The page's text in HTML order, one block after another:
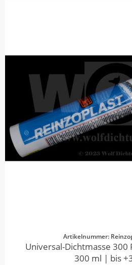
Artikelnummer:
Universal-Dichtmasse 300
300 ml | bis